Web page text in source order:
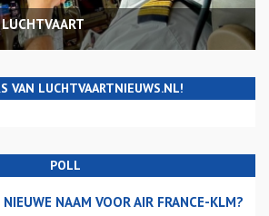
VAN LUCHTVAARTNIEUWS.NL!
POLL
NAAM VOOR AIR FRANCE-KLM?